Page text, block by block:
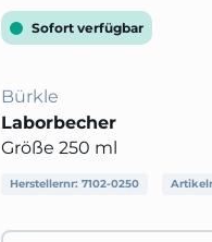
Sofort verfügbar
Bürkle
Laborbecher
Größe 250 ml
Herstellernr: 7102-0250